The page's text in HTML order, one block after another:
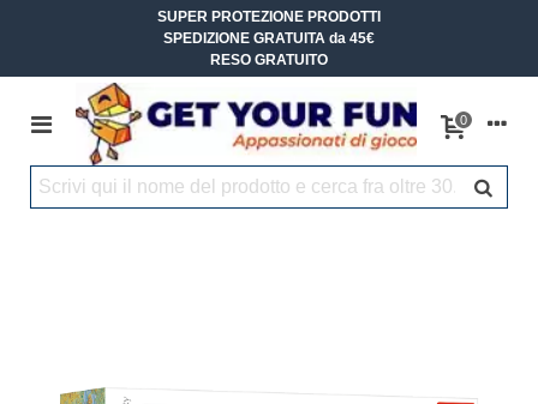
SUPER PROTEZIONE PRODOTTI
SPEDIZIONE GRATUITA da 45€
RESO GRATUITO
0